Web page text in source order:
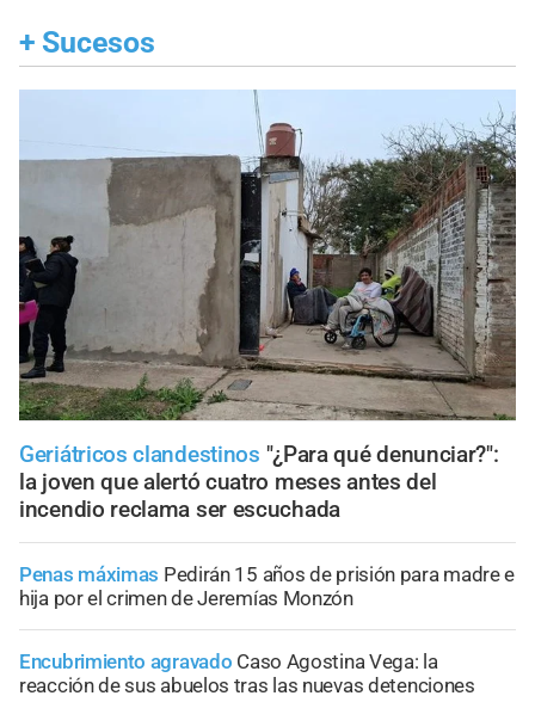
+ Sucesos
Geriátricos clandestinos "¿Para qué denunciar?":
la joven que alertó cuatro meses antes del
incendio reclama ser escuchada
Penas máximas Pedirán 15 años de prisión para madre e
hija por el crimen de Jeremías Monzón
Encubrimiento agravado Caso Agostina Vega: la
reacción de sus abuelos tras las nuevas detenciones